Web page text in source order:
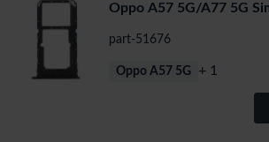
Oppo A57 5G/A77 5G
part-51676
Oppo A57 5G + 1